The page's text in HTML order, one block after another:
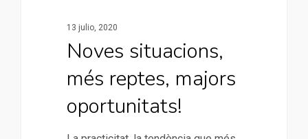
13 julio, 2020
Noves situacions,
més reptes, majors
oportunitats!